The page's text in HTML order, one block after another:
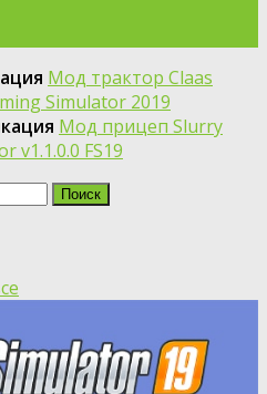
Мод трактор Claas
Simulator 2019
Мод прицеп Slurry
v1.1.0.0 FS19